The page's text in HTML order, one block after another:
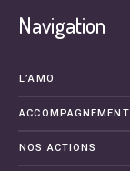
Navigation
L’AMO
ACCOMPAGNEMENT
NOS ACTIONS